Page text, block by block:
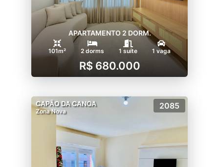
APARTAMENTO 2 DORM.
101m² 2 dorms 1 suíte 1 vaga
R$ 680.000
CAPÃO DA CANOA
Zona Nova
2085